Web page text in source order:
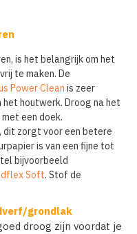
is het belangrijk om het
te maken. De
Power Clean is zeer
houtwerk. Droog na het
een doek.
dit zorgt voor een betere
is van een fijne tot
bijvoorbeeld
Soft. Stof de
grondlak
droog zijn voordat je